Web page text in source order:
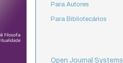
Para Autores
Para Bibliotecários
Open Journal Systems